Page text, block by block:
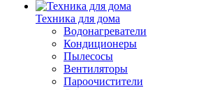
Техника для дома
Водонагреватели
Кондиционеры
Пылесосы
Вентиляторы
Пароочистители